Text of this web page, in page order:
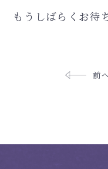
もうしばらくお待
前